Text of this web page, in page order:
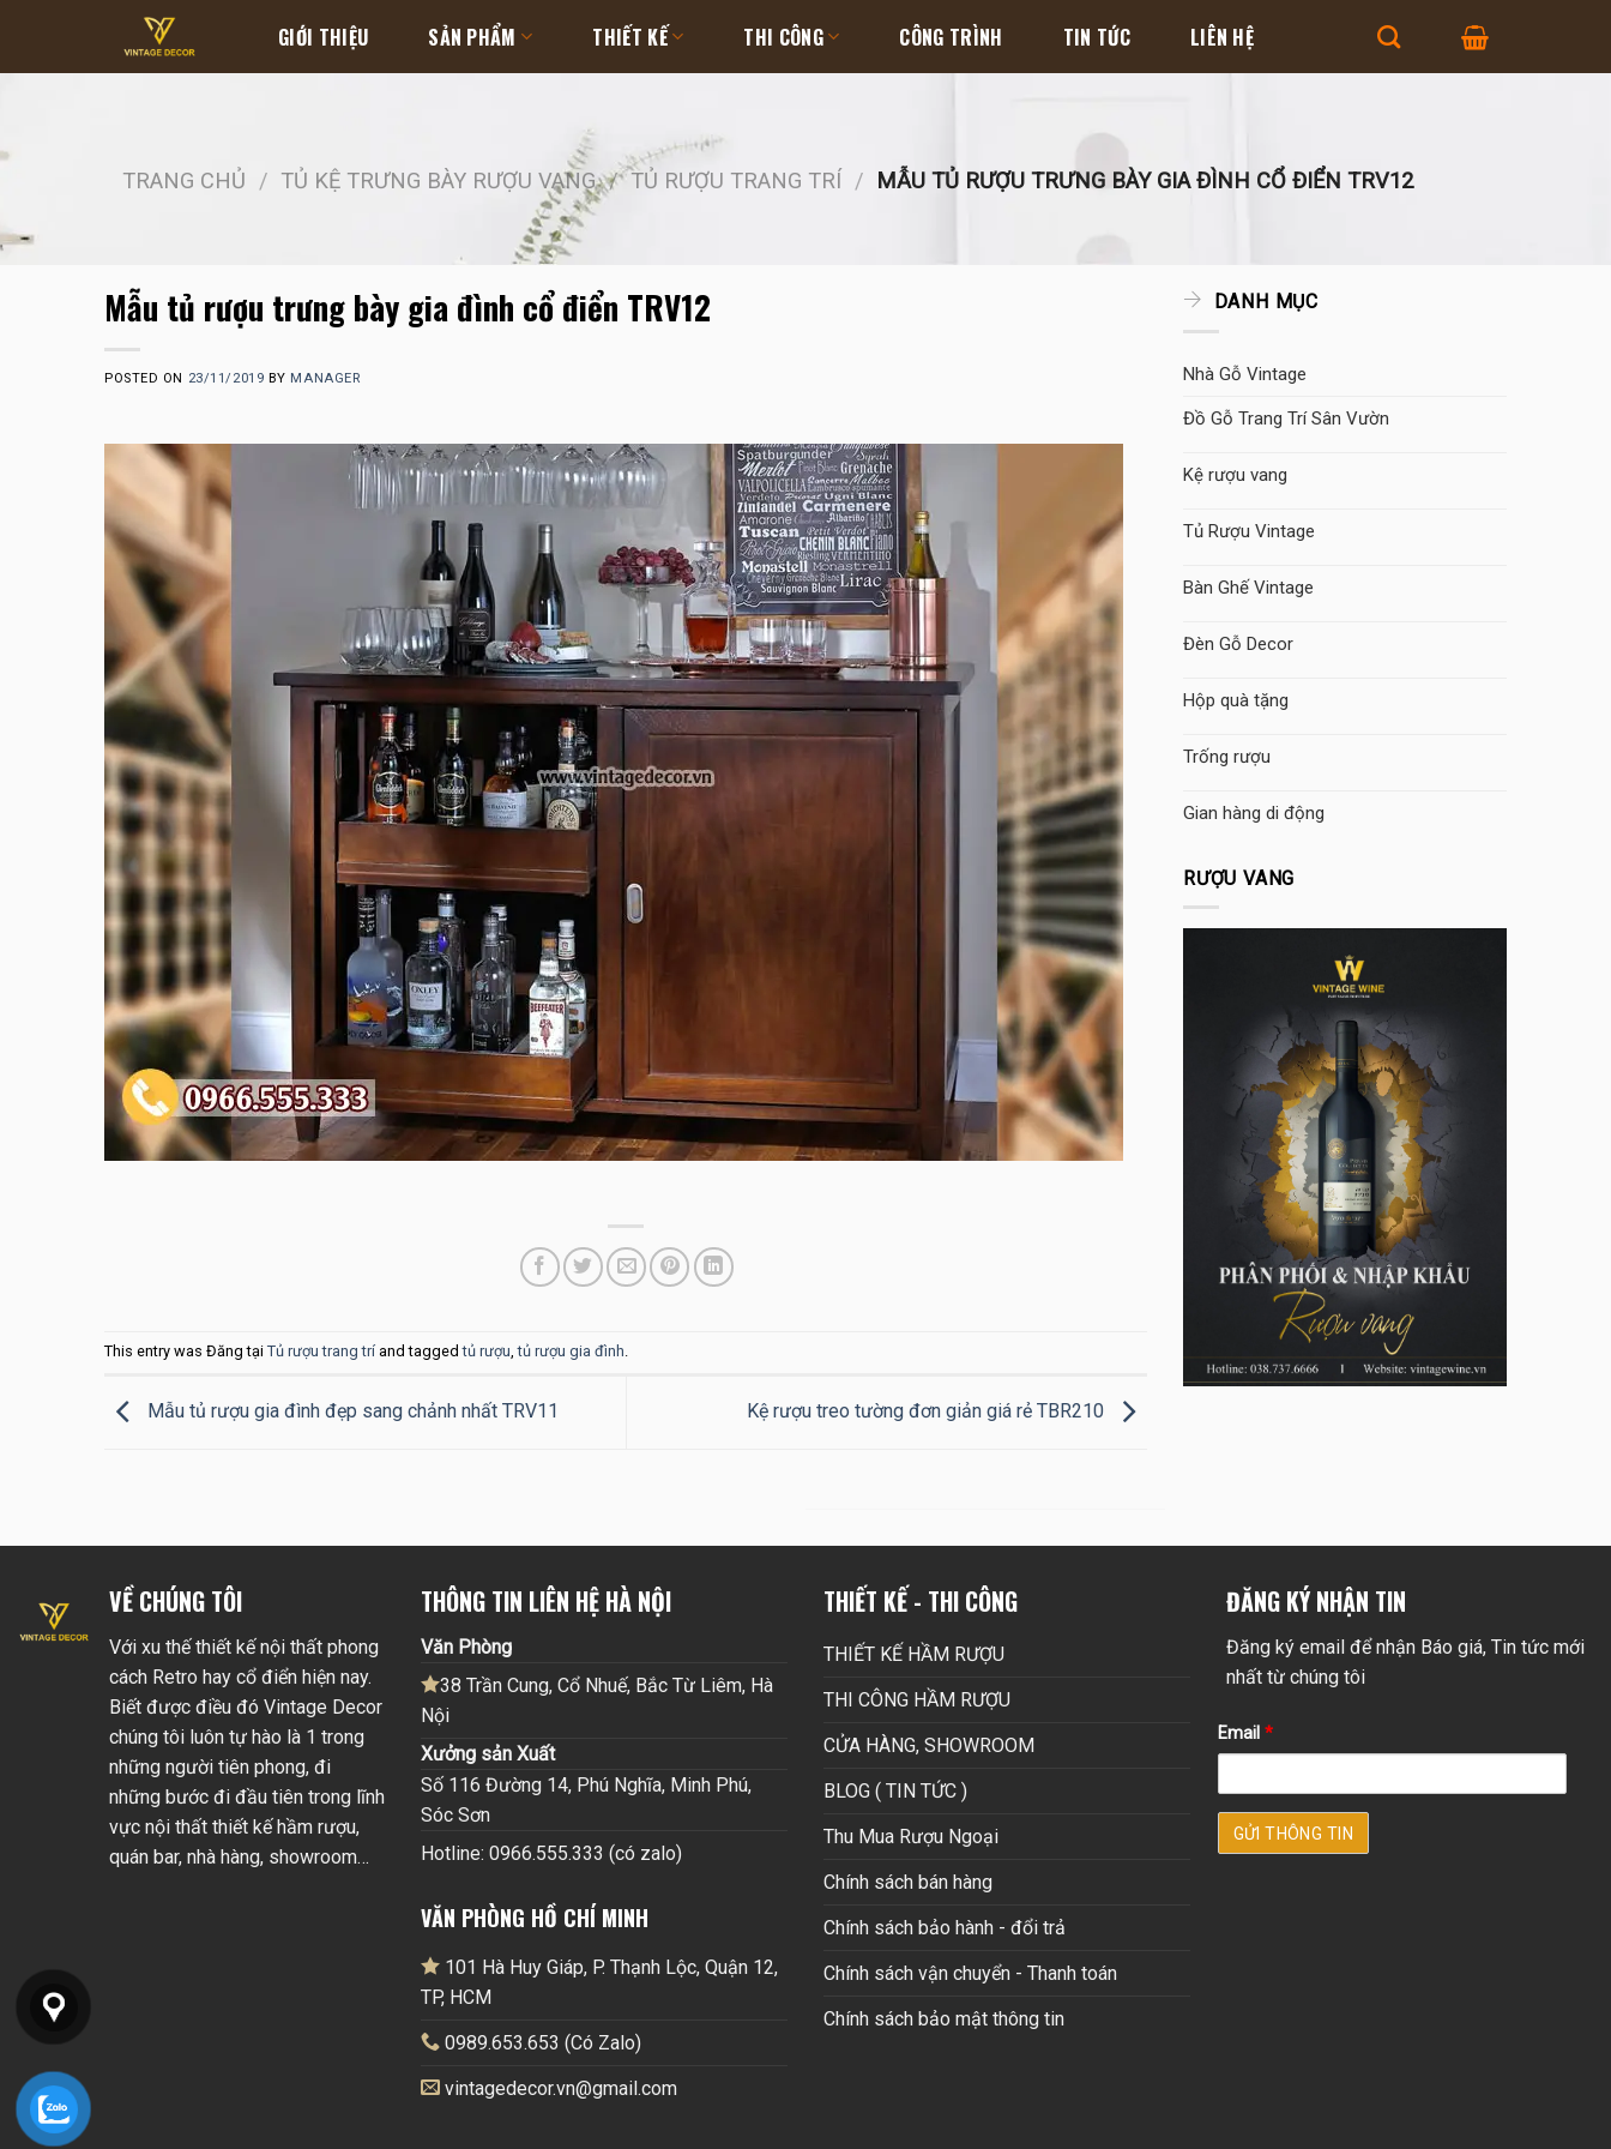
content
GIỚI THIỆU SẢN PHẨM THIẾT KẾ THI CÔNG CÔNG TRÌNH TIN TỨC LIÊN HỆ
TRANG CHỦ / TỦ KỆ TRƯNG BÀY RƯỢU VANG / TỦ RƯỢU TRANG TRÍ / MẪU TỦ RƯỢU TRƯNG BÀY GIA ĐÌNH CỔ ĐIỂN TRV12
Mẫu tủ rượu trưng bày gia đình cổ điển TRV12
POSTED ON 23/11/2019 BY MANAGER
This entry was Đăng tại Tủ rượu trang trí and taggedtủ rượu,tủ rượu gia đình.
Mẫu tủ rượu gia đình đẹp sang chảnh nhất TRV11 Kệ rượu treo tường đơn giản giá rẻ TBR210
DANH MỤC
Nhà Gỗ Vintage
Đồ Gỗ Trang Trí Sân Vườn
Kệ rượu vang
Tủ Rượu Vintage
Bàn Ghế Vintage
Đèn Gỗ Decor
Hộp quà tặng
Trống rượu
Gian hàng di động
RƯỢU VANG
VỀ CHÚNG TÔI
Với xu thế thiết kế nội thất phong
cách Retro hay cổ điển hiện nay.
Biết được điều đó Vintage Decor
chúng tôi luôn tự hào là 1 trong
những người tiên phong, đi
những bước đi đầu tiên trong lĩnh
vực nội thất thiết kế hầm rượu,
quán bar, nhà hàng, showroom…
THÔNG TIN LIÊN HỆ HÀ NỘI
Văn Phòng
38 Trần Cung, Cổ Nhuế, Bắc Từ Liêm, Hà
Nội
Xưởng sản Xuất
Số 116 Đường 14, Phú Nghĩa, Minh Phú,
Sóc Sơn
Hotline: 0966.555.333 (có zalo)
VĂN PHÒNG HỒ CHÍ MINH
101 Hà Huy Giáp, P. Thạnh Lộc, Quận 12,
TP, HCM
0989.653.653 (Có Zalo)
vintagedecor.vn@gmail.com
THIẾT KẾ - THI CÔNG
THIẾT KẾ HẦM RƯỢU
THI CÔNG HẦM RƯỢU
CỬA HÀNG, SHOWROOM
BLOG ( TIN TỨC )
Thu Mua Rượu Ngoại
Chính sách bán hàng
Chính sách bảo hành - đổi trả
Chính sách vận chuyển - Thanh toán
Chính sách bảo mật thông tin
ĐĂNG KÝ NHẬN TIN
Đăng ký email để nhận Báo giá, Tin tức mới
nhất từ chúng tôi
Email *